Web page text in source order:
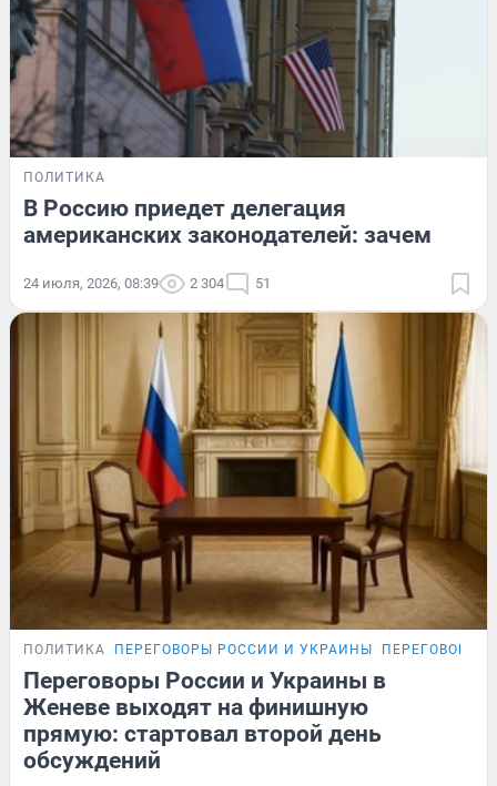
ПОЛИТИКА
В Россию приедет делегация
американских законодателей: зачем
24 июля, 2026, 08:39 2 304 51
ПОЛИТИКА ПЕРЕГОВОРЫ РОССИИ И УКРАИНЫ ПЕРЕГОВОРЫ
Переговоры России и Украины в
Женеве выходят на финишную
прямую: стартовал второй день
обсуждений